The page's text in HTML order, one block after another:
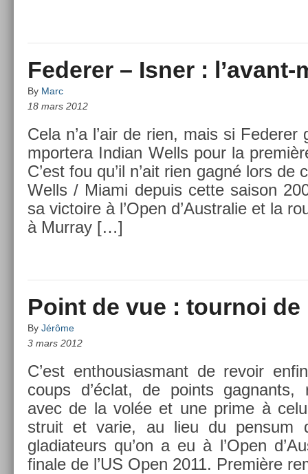
Federer – Isner : l’avant-
By Marc
18 mars 2012
Cela n’a l’air de rien, mais si
mpor­tera In­dian Wells pour la
C’est fou qu’il n’ait rien gagné lors de
Wells / Miami de­puis cette saison
sa vic­toire à l’Open d’Australie et la
à Mur­ray […]
Point de vue : tournoi de
By Jérôme
3 mars 2012
C’est en­thousias­mant de re­voir
coups d’éclat, de points gag­nants,
avec de la volée et une prime à
struit et varie, au lieu du pen­sum
gladiateurs qu’on a eu à l’Open
fin­ale de l’US Open 2011. Première